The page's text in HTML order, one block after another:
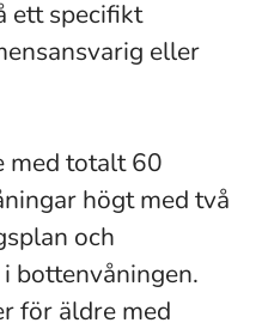
ett specifikt
eller
med totalt 60
högt med två
och
bottenvåningen.
för äldre med